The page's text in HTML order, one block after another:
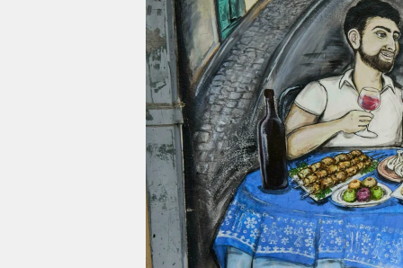
verlag
veranstaltungen
shop
fragen & hilfe
unterstützen
abo
genossenschaft